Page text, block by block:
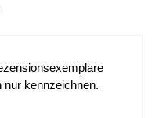
kennzeichnen.